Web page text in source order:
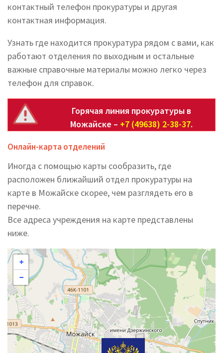
контактный телефон прокуратуры и другая
контактная информация.
Узнать где находится прокуратура рядом с вами, как
работают отделения по выходным и остальные
важные справочные материалы можно легко через
телефон для справок.
Горячая линия прокуратуры в
Можайске – +7 (49638) 2-38-37.
Онлайн-карта отделений
Иногда с помощью карты сообразить, где
расположен ближайший отдел прокуратуры на
карте в Можайске скорее, чем разглядеть его в
перечне.
Все адреса учреждения на карте представлены
ниже.
+
−